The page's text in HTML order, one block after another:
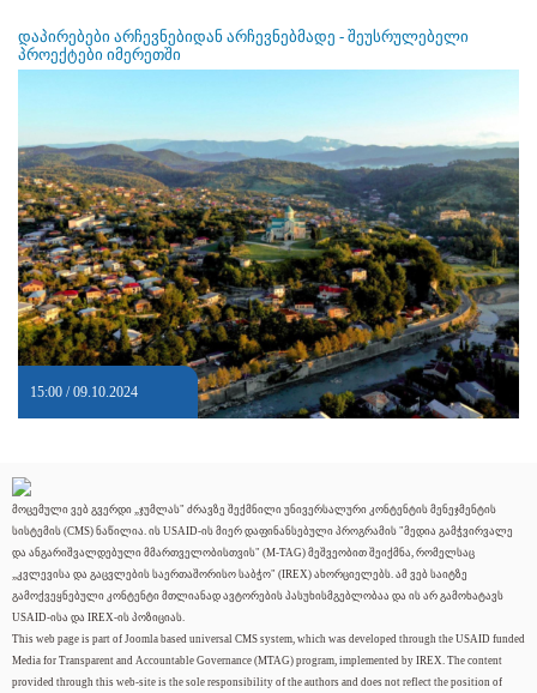
დაპირებები არჩევნებიდან არჩევნებმადე - შეუსრულებელი
პროექტები იმერეთში
15:00 / 09.10.2024
მოცემული ვებ გვერდი „ჯუმლას" ძრავზე შექმნილი უნივერსალური კონტენტის მენეჯმენტის
სისტემის (CMS) ნაწილია. ის USAID-ის მიერ დაფინანსებული პროგრამის "მედია გამჭვირვალე
და ანგარიშვალდებული მმართველობისთვის" (M-TAG) მეშვეობით შეიქმნა, რომელსაც
„კვლევისა და გაცვლების საერთაშორისო საბჭო" (IREX) ახორციელებს. ამ ვებ საიტზე
გამოქვეყნებული კონტენტი მთლიანად ავტორების პასუხისმგებლობაა და ის არ გამოხატავს
USAID-ისა და IREX-ის პოზიციას.
This web page is part of Joomla based universal CMS system, which was developed through the USAID funded
Media for Transparent and Accountable Governance (MTAG) program, implemented by IREX. The content
provided through this web-site is the sole responsibility of the authors and does not reflect the position of